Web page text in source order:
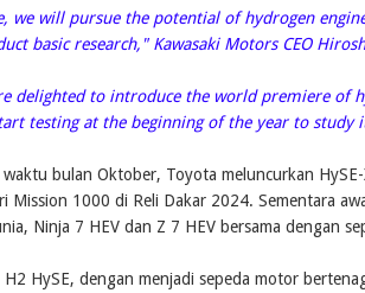
we will pursue the potential of hydrogen
basic research," Kawasaki Motors CEO
delighted to introduce the world premiere of
testing at the beginning of the year to study
waktu bulan Oktober, Toyota meluncurkan
Mission 1000 di Reli Dakar 2024. Sementara
Ninja 7 HEV dan Z 7 HEV bersama dengan
H2 HySE, dengan menjadi sepeda motor